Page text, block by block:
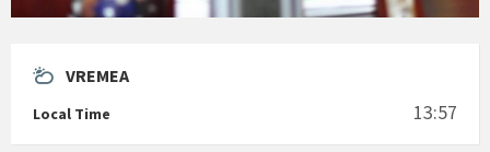
VREMEA
Local Time 13:57